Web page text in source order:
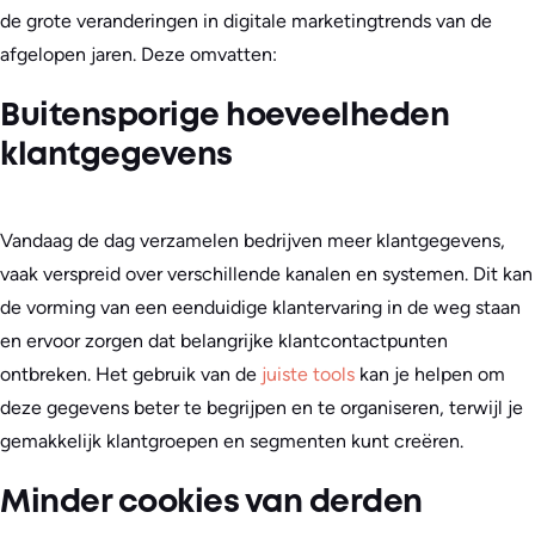
de grote veranderingen in digitale marketingtrends van de
afgelopen jaren. Deze omvatten:
Buitensporige hoeveelheden
klantgegevens
Vandaag de dag verzamelen bedrijven meer klantgegevens,
vaak verspreid over verschillende kanalen en systemen. Dit kan
de vorming van een eenduidige klantervaring in de weg staan
en ervoor zorgen dat belangrijke klantcontactpunten
ontbreken. Het gebruik van de juiste tools kan je helpen om
deze gegevens beter te begrijpen en te organiseren, terwijl je
gemakkelijk klantgroepen en segmenten kunt creëren.
Minder cookies van derden